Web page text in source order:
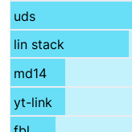
uds
lin stack
md14
yt-link